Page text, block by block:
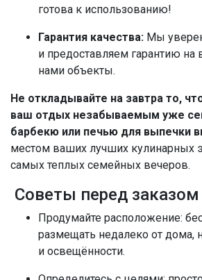
готова к использованию!
Гарантия качества: Мы
и предоставляем гарантию
нами объекты.
Не откладывайте на завтра то,
ваш отдых незабываемым уже
барбекю или печью для выпечки
местом ваших лучших кулинарных
самых теплых семейных вечеров.
Советы перед заказом
Продумайте расположение:
размещать недалеко от дома,
и освещённости.